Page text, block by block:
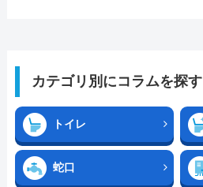
カテゴリ別にコラムを探す
トイレ
蛇口